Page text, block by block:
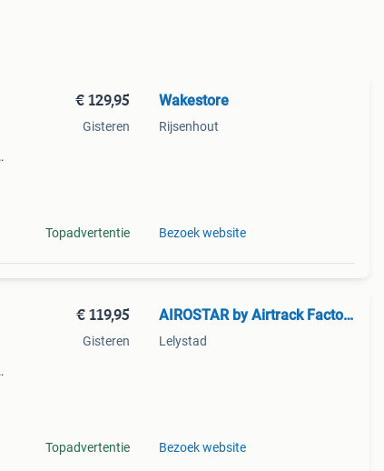
€ 129,95
Gisteren
Topadvertentie
Wakestore
Rijsenhout
Bezoek website
€ 119,95
Gisteren
Topadvertentie
AIROSTAR by Airtrack Factory
Lelystad
Bezoek website